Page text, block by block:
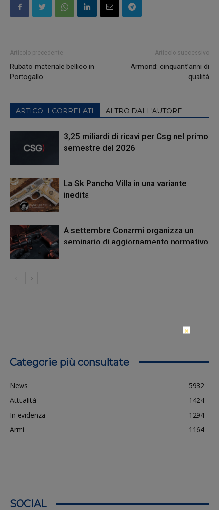
Articolo precedente
Rubato materiale bellico in
Portogallo
Articolo successivo
Armond: cinquant’anni di
qualità
ARTICOLI CORRELATI ALTRO DALL'AUTORE
3,25 miliardi di ricavi per Csg nel primo
semestre del 2026
La Sk Pancho Villa in una variante
inedita
A settembre Conarmi organizza un
seminario di aggiornamento normativo
Categorie più consultate
News
5932
Attualità
1424
In evidenza
1294
Armi
1164
SOCIAL
×